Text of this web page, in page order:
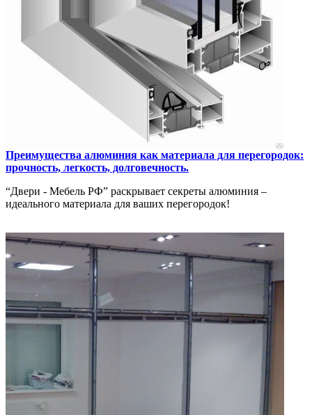
Преимущества алюминия как материала для перегородок:
прочность, легкость, долговечность.
“Двери - Мебель РФ” раскрывает секреты алюминия –
идеального материала для ваших перегородок!